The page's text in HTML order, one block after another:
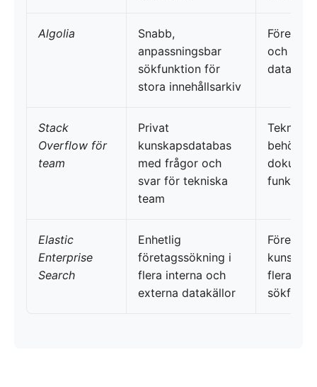
Algolia
Snabb,
anpassningsbar
sökfunktion för
stora innehållsarkiv
Företag
och
Stack
Overflow för
team
Privat
kunskapsdatabas
med frågor och
svar för tekniska
team
Teknik-
behöver
Elastic
Enterprise
Search
Enhetlig
företagssökning i
flera interna och
externa datakällor
Företag
flera